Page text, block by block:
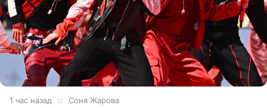
1 час назад Соня Жарова